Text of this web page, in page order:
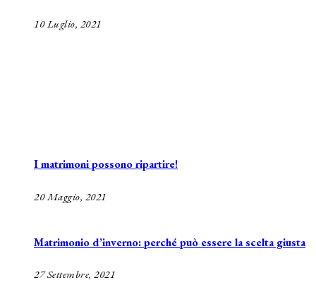
10 Luglio, 2021
I matrimoni possono ripartire!
20 Maggio, 2021
Matrimonio d’inverno: perché può essere la scelta giusta
27 Settembre, 2021